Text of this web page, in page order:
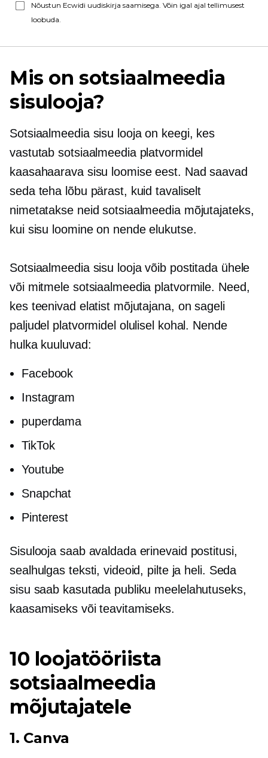
Nõustun Ecwidi uudiskirja saamisega. Võin igal ajal tellimusest
loobuda.
Mis on sotsiaalmeedia
sisulooja?
Sotsiaalmeedia sisu looja on keegi, kes
vastutab sotsiaalmeedia platvormidel
kaasahaarava sisu loomise eest. Nad saavad
seda teha lõbu pärast, kuid tavaliselt
nimetatakse neid sotsiaalmeedia mõjutajateks,
kui sisu loomine on nende elukutse.
Sotsiaalmeedia sisu looja võib postitada ühele
või mitmele sotsiaalmeedia platvormile. Need,
kes teenivad elatist mõjutajana, on sageli
paljudel platvormidel olulisel kohal. Nende
hulka kuuluvad:
Facebook
Instagram
puperdama
TikTok
Youtube
Snapchat
Pinterest
Sisulooja saab avaldada erinevaid postitusi,
sealhulgas teksti, videoid, pilte ja heli. Seda
sisu saab kasutada publiku meelelahutuseks,
kaasamiseks või teavitamiseks.
10 loojatööriista
sotsiaalmeedia
mõjutajatele
1. Canva